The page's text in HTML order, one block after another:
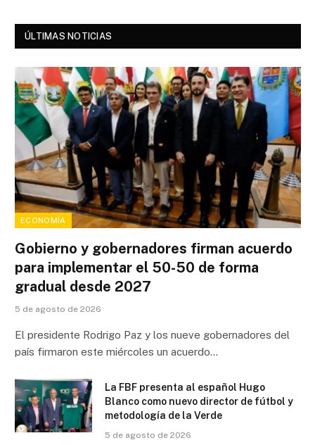
ÚLTIMAS NOTICIAS
ECONOMÍA
Gobierno y gobernadores firman acuerdo
para implementar el 50-50 de forma
gradual desde 2027
5 de agosto de 2026
El presidente Rodrigo Paz y los nueve gobernadores del
país firmaron este miércoles un acuerdo…
La FBF presenta al español Hugo
Blanco como nuevo director de fútbol y
metodología de la Verde
5 de agosto de 2026